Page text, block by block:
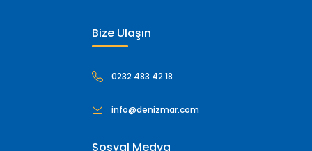
Bize Ulaşın
0232 483 42 18
info@denizmar.com
Sosyal Medya